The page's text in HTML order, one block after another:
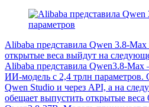
Alibaba представила Qwen
открытые веса выйдут на
Alibaba представила
ИИ-модель с 2,4 трлн параметров.
Qwen Studio и через API, а на
обещает выпустить открытые веса